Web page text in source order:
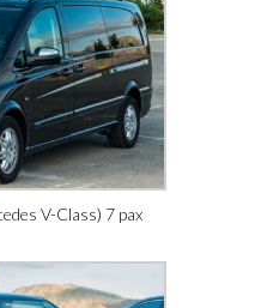
V-Class) 7 pax